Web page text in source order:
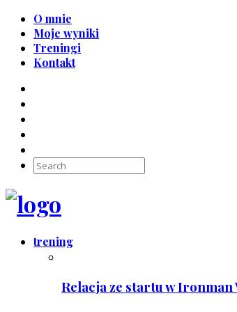
O mnie
Moje wyniki
Treningi
Kontakt
trening
Relacja ze startu w Ironman